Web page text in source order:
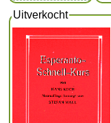
Uitverkocht